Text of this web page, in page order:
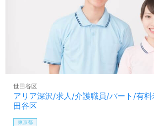
アリア深沢/求人/介護職員/パート/有
田谷区
世田谷区
東京都